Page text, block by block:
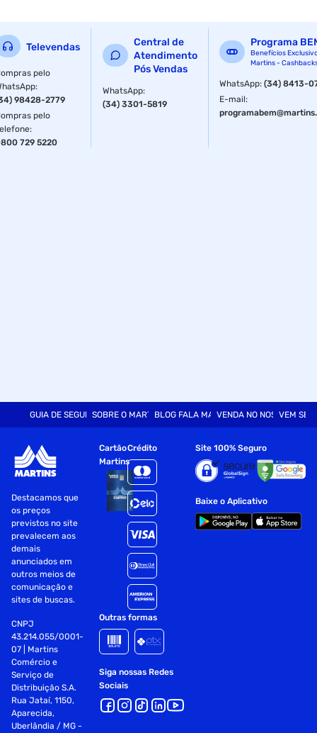
Televendas
pelo
:
98428-2779
pelo
:
729 5220
Central de
Atendimento
Pós Vendas
WhatsApp:
(34) 3301-5819
Programa
Benefícios
Martins -
WhatsApp:(34) 8413-
E-mail:
GUIA DE SEGURANÇASOBRE O MARTINSBLOG FALA MARTVENDA NO NOSSO SITE
VEM SER
Destacamos que
os preços
previstos no site
prevalecem aos
demais
anunciados em
outros meios de
comunicação e
sites de buscas.
CNPJ
43.214.055/0001-
07 | Martins
Comércio e
Serviço de
Distribuição S.A.
Rua Jataí, 1150,
Aparecida,
Uberlândia / MG -
Cartão
Martins
Crédito
Outras formas
Siga nossas Redes
Sociais
Site 100% Seguro
Baixe o Aplicativo